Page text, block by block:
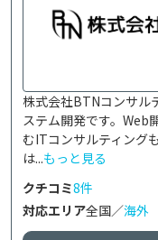
株式会社BTNコンサル
ステム開発です。Web
むITコンサルティング
は...もっと見る
クチコミ8件
対応エリア全国／海外